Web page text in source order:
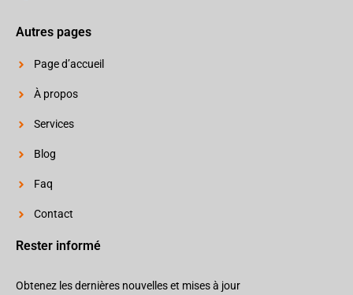
Autres pages
Page d’accueil
À propos
Services
Blog
Faq
Contact
Rester informé
Obtenez les dernières nouvelles et mises à jour